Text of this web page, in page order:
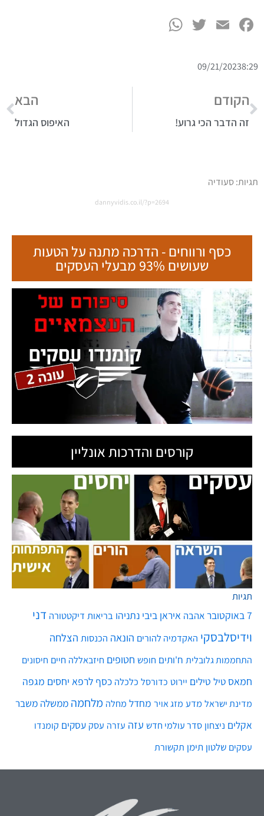
Facebook
Email
Twitter
8:29
09/21/2023
הקודם
זה הדבר הכי גרוע!
הבא
האיפוס הגדול
תגיות:סעודיה
dannyvidis.co.il/?p=2694
כסף ורווחים - הדרכה מתנה על הטעות
שעושים 93% מבעלי העסקים
קורסים והדרכות אונליין
תגיות
7 באוקטובר אהבה איראן ביבי נתניהו בריאות דיקטטורה דני
וידיסלבסקי האקדמיה להורים הונאה הכנסות הצלחה
התחממות גלובלית ח'ותים חופש חטופים חיזבאללה חיים חיסונים
חמאס טיל טילים יירוט כדורסל כלכלה כסף לרפא יחסים מגפה
מדינת ישראל מדע מזג אויר מחדל מחלה מלחמה ממשלה משבר
אקלים ניצחון סדר עולמי חדש עזה עזרה עסק עסקים קומנדו
עסקים שלטון תימן תקשורת